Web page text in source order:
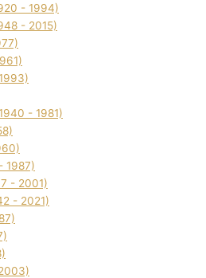
- 1994)
- 2015)
- 1981)
1987)
- 2001)
- 2021)